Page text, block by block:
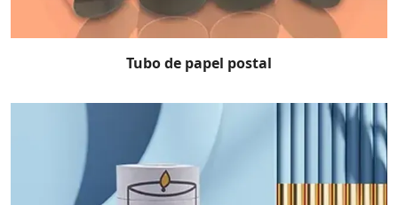
Tubo de papel postal